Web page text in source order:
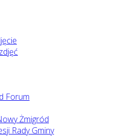
Forum
Żmigród
Rady Gminy